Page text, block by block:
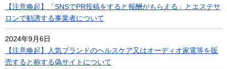
【注意喚起】「SNSでPR投稿をすると報酬がもらえる」とエステサ
ロンで勧誘する事業者について
2024年9月6日
【注意喚起】人気ブランドのヘルスケア又はオーディオ家電等を販
売すると称する偽サイトについて